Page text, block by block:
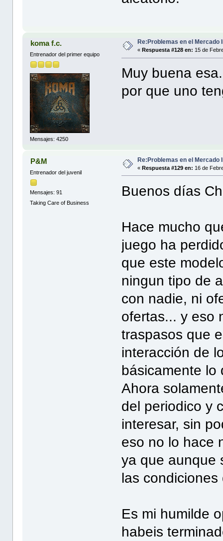
koma f.c.
Entrenador del primer equipo
Mensajes: 4250
Re:Problemas en el Mercado
«Respuesta #128 en: 15 de
Muy buena
por que uno
P&M
Entrenador del juvenil
Mensajes: 91
Taking Care of Business
Re:Problemas en el Mercado
«Respuesta #129 en: 16 de
Buenos días
Hace mucho
juego ha
que este
ningun tipo de
con nadie, ni
ofertas... y eso
traspasos que
interacción de
básicamente lo
Ahora
del periodico y
interesar, sin
eso no lo hace
ya que aunque
las
Es mi humilde
habeis